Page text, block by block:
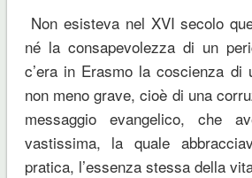
Non esisteva nel XVI secolo
né la consapevolezza di un
c’era in Erasmo la coscienza di
non meno grave, cioè di una
messaggio evangelico, che
vastissima, la quale
pratica, l’essenza stessa della